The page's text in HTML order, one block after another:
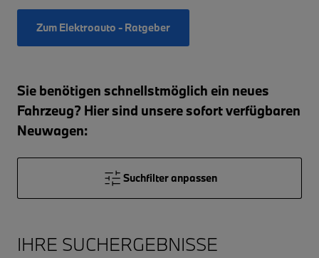
Zum Elektroauto - Ratgeber
Sie benötigen schnellstmöglich ein neues
Fahrzeug? Hier sind unsere sofort verfügbaren
Neuwagen:
Suchfilter anpassen
IHRE SUCHERGEBNISSE